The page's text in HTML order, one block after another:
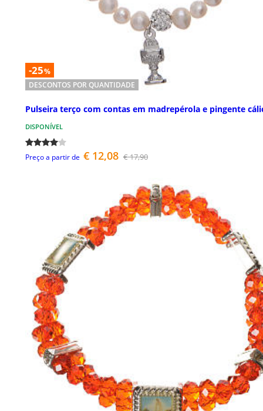
-25%
DESCONTOS POR QUANTIDADE
Pulseira terço com contas em madrepérola e pingente
DISPONÍVEL
Preço a partir de € 12,08 € 17,90